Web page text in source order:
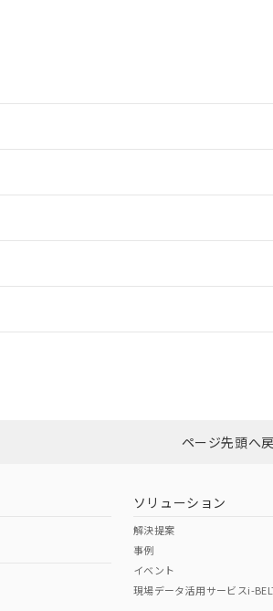
ダウンロードはこちらページ先頭へ
ソリューション
解決提案
事例
イベント
現場データ活用サービスi-